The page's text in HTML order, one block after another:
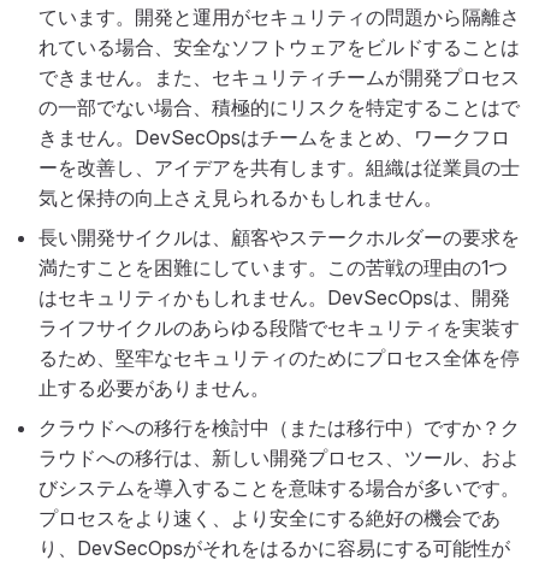
ています。開発と運用がセキュリティの問題から隔離さ
れている場合、安全なソフトウェアをビルドすることは
できません。また、セキュリティチームが開発プロセス
の一部でない場合、積極的にリスクを特定することはで
きません。DevSecOpsはチームをまとめ、ワークフロ
ーを改善し、アイデアを共有します。組織は従業員の士
気と保持の向上さえ見られるかもしれません。
長い開発サイクルは、顧客やステークホルダーの要求を
満たすことを困難にしています。この苦戦の理由の1つ
はセキュリティかもしれません。DevSecOpsは、開発
ライフサイクルのあらゆる段階でセキュリティを実装す
るため、堅牢なセキュリティのためにプロセス全体を停
止する必要がありません。
クラウドへの移行を検討中（または移行中）ですか？ク
ラウドへの移行は、新しい開発プロセス、ツール、およ
びシステムを導入することを意味する場合が多いです。
プロセスをより速く、より安全にする絶好の機会であ
り、DevSecOpsがそれをはるかに容易にする可能性が